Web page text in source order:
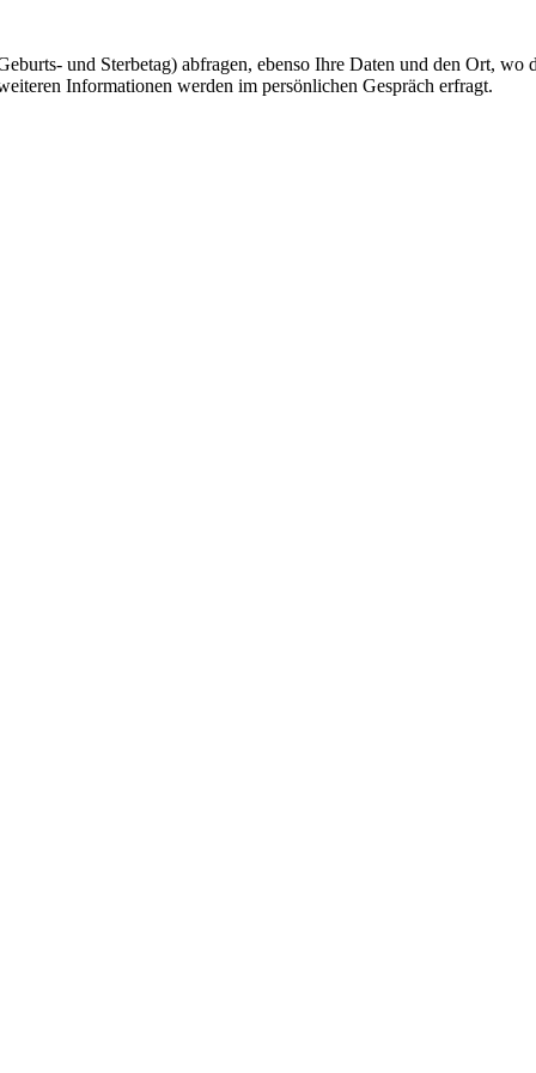
und Sterbetag) abfragen, ebenso Ihre Daten und den Ort, wo
Informationen werden im persönlichen Gespräch erfragt.